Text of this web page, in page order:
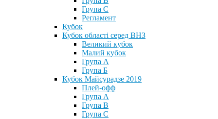
Група С
Регламент
Кубок
Кубок області серед ВНЗ
Великий кубок
Малий кубок
Група А
Група Б
Кубок Майсурадзе 2019
Плей-офф
Група А
Група В
Група С